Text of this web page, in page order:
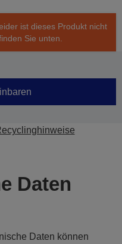
ist dieses Produkt nicht
Sie unten.
Daten
Daten können